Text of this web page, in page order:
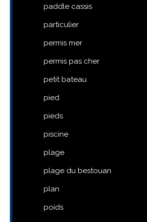
paddle cassis
particulier
permis mer
permis pas cher
petit bateau
pied
pieds
piscine
plage
plage du bestouan
plan
poids